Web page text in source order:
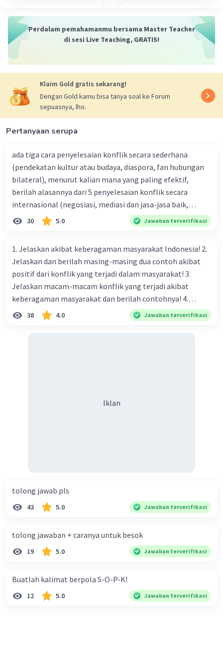
Iklan
Program PKI pada masa lalu mencakup berbagai
aspek, termasuk ekonomi, politik, dan sosial.
Beberapa program yang diusung PKI antara lain:
Program Nasionalisasi: PKI menganut
prinsip nasionalisasi pabrik-pabrik dan
tambang-tambang, seperti tambang
arang batu, timah, minyak, dan emas
Program Agraria: PKI mengangkat isu
pertanahan dan petani sebagai fokus
pertanahan dan petani sebagai strategi
perjuangan dan berupaya merebut massa,
terutama di daerah Jawa Timur
Program Sosial
: PKI tumbuh di tengah-
tengah kesengsaraan dan penderitaan
rakyat akibat krisis ekonomi. Program-
program yang ditawarkan PKI sangat
Indonesia dari perbudakan dan
kemelaratan, serta menjamin hidup yang
bebas dan bahagia
Beri Rating
Perdalam pemahamanmu bersama Master Teacher
di sesi Live Teaching, GRATIS!
Klaim Gold gratis sekarang!
Dengan Gold kamu bisa tanya soal ke Forum
sepuasnya, lho.
Pertanyaan serupa
ada tiga cara penyelesaian konflik secara sederhana
(pendekatan kultur atau budaya, diaspora, fan hubungan
bilateral), menurut kalian mana yang paling efektif,
berilah alasannya dari 5 penyelesaian konflik secara
internasional (negosiasi, mediasi dan jasa-jasa baik,
konsiliasi, penyelidikan, dan penyelesaian di bawah
naungan organisasi PBB), menurut kalian mana yang
30 5.0 Jawaban terverifikasi
1. Jelaskan akibat keberagaman masyarakat Indonesia! 2.
Jelaskan dan berilah masing-masing dua contoh akibat
positif dari konflik yang terjadi dalam masyarakat! 3.
Jelaskan macam-macam konflik yang terjadi akibat
keberagaman masyarakat dan berilah contohnya! 4.
Mengapa dalam masyarakat yang memiliki keberagaman
38 4.0 Jawaban terverifikasi
Iklan
tolong jawab pls
43 5.0 Jawaban terverifikasi
tolong jawaban + caranya untuk besok
19 5.0 Jawaban terverifikasi
Buatlah kalimat berpola S-O-P-K!
12 5.0 Jawaban terverifikasi